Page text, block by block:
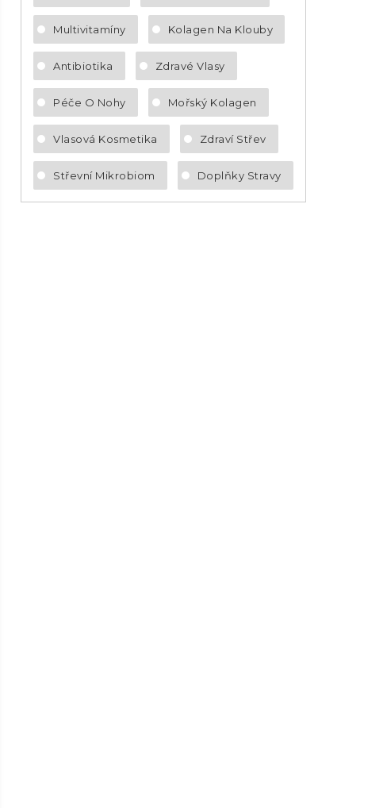
Multivitamíny Kolagen Na Klouby
Antibiotika Zdravé Vlasy
Péče O Nohy Mořský Kolagen
Vlasová Kosmetika Zdraví Střev
Střevní Mikrobiom Doplňky Stravy